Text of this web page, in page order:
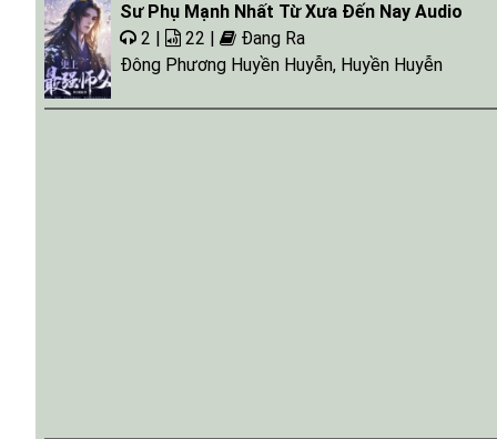
Sư Phụ Mạnh Nhất Từ Xưa Đến Nay Audio
2 |
22 |
Đang Ra
Đông Phương Huyền Huyễn, Huyền Huyễn